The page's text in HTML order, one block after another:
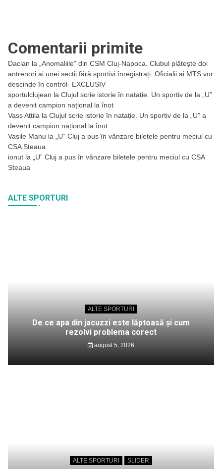
Comentarii primite
Dacian la „Anomaliile” din CSM Cluj-Napoca. Clubul plătește doi
antrenori ai unei secții fără sportivi înregistrați. Oficialii ai MTS vor
descinde în control- EXCLUSIV
sportulclujean la Clujul scrie istorie în natație. Un sportiv de la „U”
a devenit campion național la înot
Vass Attila la Clujul scrie istorie în natație. Un sportiv de la „U” a
devenit campion național la înot
Vasile Manu la „U” Cluj a pus în vânzare biletele pentru meciul cu
CSA Steaua
ionut la „U” Cluj a pus în vânzare biletele pentru meciul cu CSA
Steaua
ALTE SPORTURI
ALTE SPORTURI
De ce apa din jacuzzi este lăptoasă și cum
rezolvi problema corect
august 5, 2026
ALTE SPORTURI SLIDER